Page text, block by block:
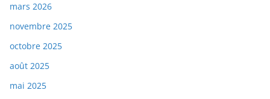
mars 2026
novembre 2025
octobre 2025
août 2025
mai 2025